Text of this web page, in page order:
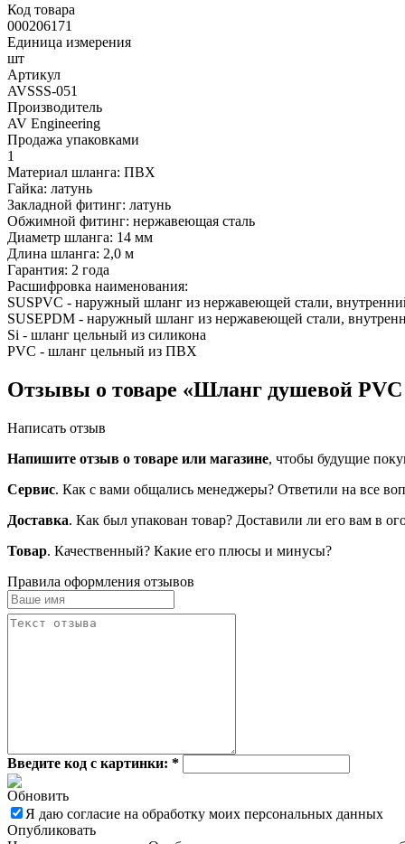
Код товара
000206171
Единица измерения
шт
Артикул
AVSSS-051
Производитель
AV Engineering
Продажа упаковками
1
Материал шланга: ПВХ
Гайка: латунь
Закладной фитинг: латунь
Обжимной фитинг: нержавеющая сталь
Диаметр шланга: 14 мм
Длина шланга: 2,0 м
Гарантия: 2 года
Расшифровка наименования:
SUSPVC - наружный шланг из нержавеющей стали,
SUSEPDM - наружный шланг из нержавеющей стали,
Si - шланг цельный из силикона
PVC - шланг цельный из ПВХ
Отзывы о товаре «Шланг душевой PVC
Написать отзыв
Напишите отзыв о товаре или магазине, чтобы будущие
Сервис. Как с вами общались менеджеры? Ответили на все
Доставка. Как был упакован товар? Доставили ли его вам в
Товар. Качественный? Какие его плюсы и минусы?
Правила оформления отзывов
Введите код с картинки: *
Обновить
Я даю согласие на обработку моих персональных данных
Опубликовать